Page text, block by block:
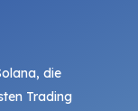
die
Trading